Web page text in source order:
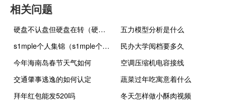
相关问题
硬盘不认盘但硬盘在转（硬盘不认）
五力模型分析是什么
s1mple个人集锦（s1mple个人资料）
民办大学阅档要多久
今年海南岛春节天气如何
空调压缩机电容接线
交通肇事逃逸的如何认定
蔬菜过年吃寓意着什么
拜年红包能发520吗
冬天怎样做小酥肉视频